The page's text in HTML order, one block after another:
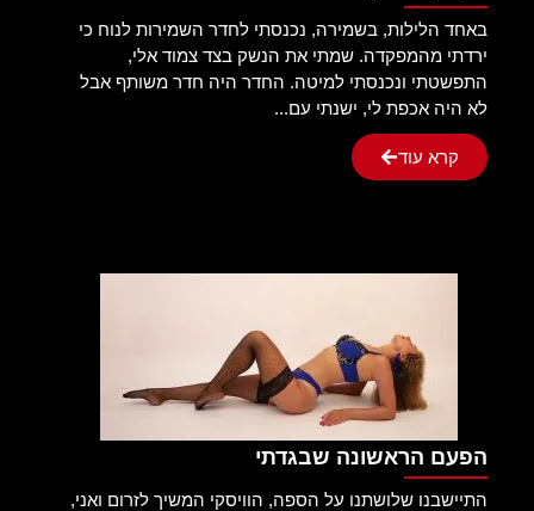
באחד הלילות, בשמירה, נכנסתי לחדר השמירות לנוח כי
ירדתי מהמפקדה. שמתי את הנשק בצד צמוד אלי,
התפשטתי ונכנסתי למיטה. החדר היה חדר משותף אבל
לא היה אכפת לי, ישנתי עם...
קרא עוד
הפעם הראשונה שבגדתי
התיישבנו שלושתנו על הספה, הוויסקי המשיך לזרום ואני,